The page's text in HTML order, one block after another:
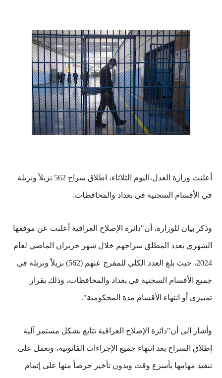
أعلنت وزارة العدل،اليوم الثلاثاء، اطلاق سراح 562 نزيلاً ونزيلة
في الأقسام السجنية في بغداد والمحافظات.
وذكر بيان للوزارة، أن"دائرة الإصلاح العراقية أعلنت عن موقفها
الشهري بعدد المطلق سراحهم خلال ‏شهر حزيران الماضي لعام
2024، حيث بلغ العدد الكلي للمفرج عنهم (562) نزيلاً ونزيلة في
جميع الأقسام السجنية في بغداد والمحافظات، وذلك بقرار
تمييزي أو انتهاء الأقسام مدة المحكومية".
وأشار الى أن"دائرة الإصلاح العراقية تتابع بشكل مستمر آلية
‏إطلاق السراح بعد انتهاء جميع الإجراءات القانونية، وتعمل على
تنفيذ مهامها بأسرع وقت وبدون تأخير حرصاً ‏منها على إتمام